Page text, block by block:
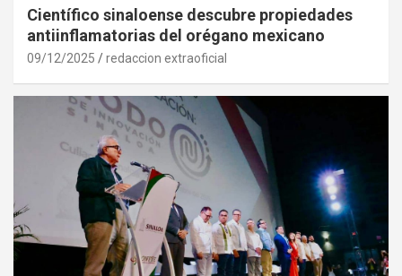
Científico sinaloense descubre propiedades
antiinflamatorias del orégano mexicano
09/12/2025 redaccion extraoficial